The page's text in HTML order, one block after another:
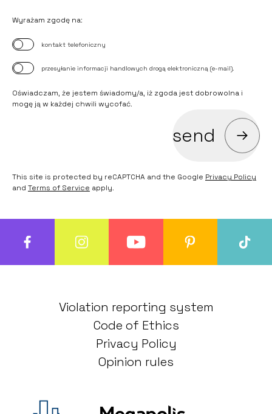
Wyrażam zgodę na:
kontakt telefoniczny
przesyłanie informacji handlowych drogą elektroniczną (e-mail).
Oświadczam, że jestem świadomy/a, iż zgoda jest dobrowolna i
mogę ją w każdej chwili wycofać.
send
This site is protected by reCAPTCHA and the Google Privacy Policy
and Terms of Service apply.
Violation reporting system
Code of Ethics
Privacy Policy
Opinion rules